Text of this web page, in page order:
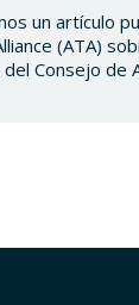
un artículo
(ATA)
Consejo de